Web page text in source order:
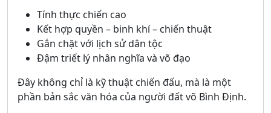
Tính thực chiến cao
Kết hợp quyền – binh khí – chiến thuật
Gắn chặt với lịch sử dân tộc
Đậm triết lý nhân nghĩa và võ đạo
Đây không chỉ là kỹ thuật chiến đấu, mà là một
phần bản sắc văn hóa của người đất võ Bình Định.